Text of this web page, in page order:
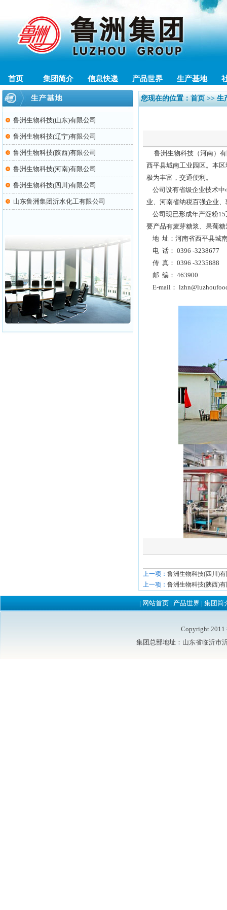
首页 集团简介 信息快递 产品世界 生产基地
鲁洲生物科技(山东)有限公司
鲁洲生物科技(辽宁)有限公司
鲁洲生物科技(陕西)有限公司
鲁洲生物科技(河南)有限公司
鲁洲生物科技(四川)有限公司
山东鲁洲集团沂水化工有限公司
您现在的位置：首页>> 生
鲁洲生物科技（河南）有
西平县城南工业园区。本
极为丰富，交通便利。
公司设有省级企业技术中
业、河南省纳税百强企业
公司现已形成年产淀粉
要产品有麦芽糖浆、果葡
地 址：河南省西平县城
电 话： 0396 -3238677
传 真： 0396 -3235888
邮 编： 463900
E-mail：
上一项： 鲁洲生物科技(四川)
上一项： 鲁洲生物科技(陕西)
| 网站首页 | 产品世界 | 集团简
Copyright
集团总部地址：山东省临沂市